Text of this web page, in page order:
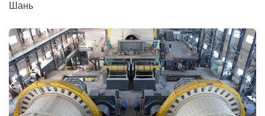
Шань